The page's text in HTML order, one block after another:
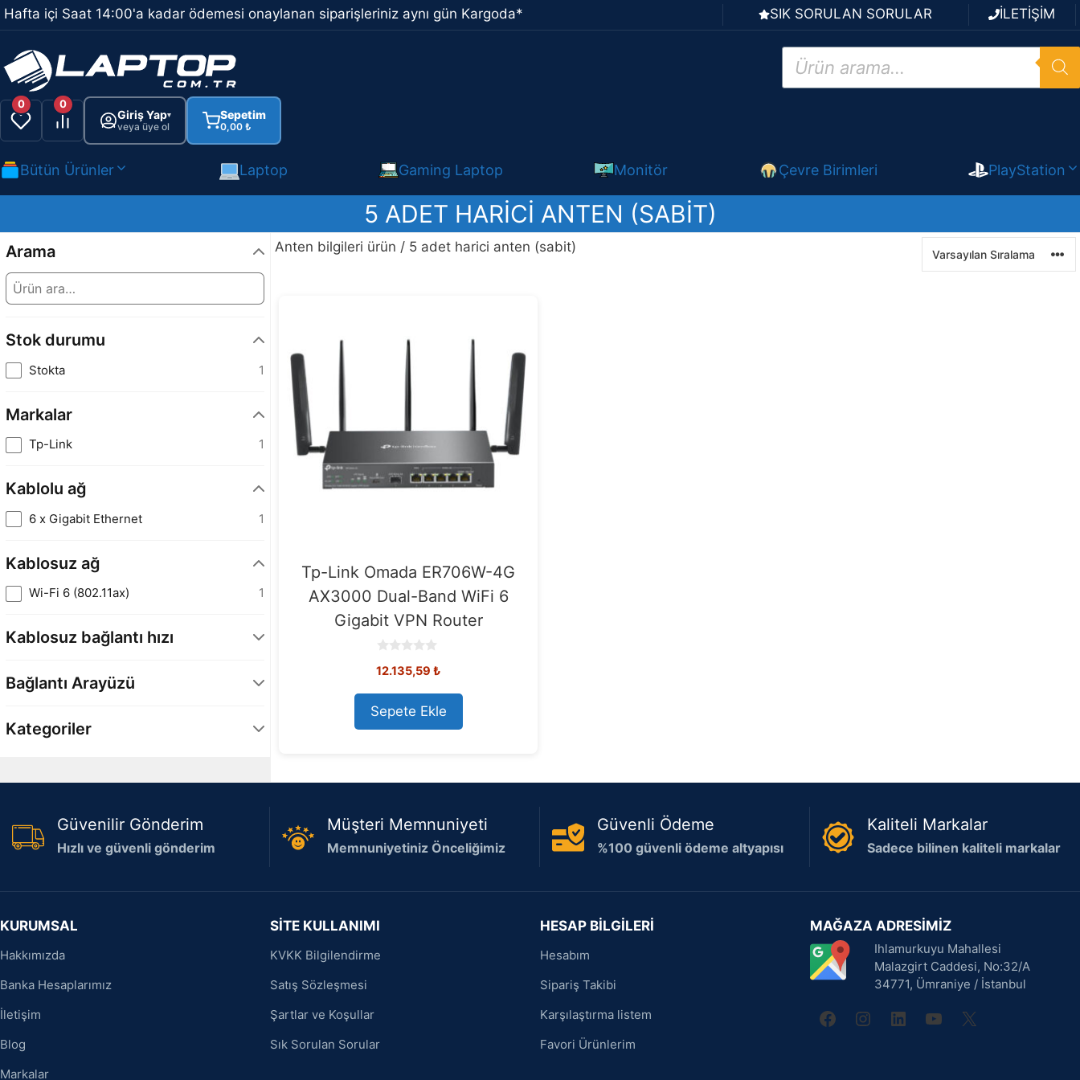
İçeriğe
atla
Hafta içi Saat 14:00'a kadar ödemesi onaylanan siparişleriniz aynı gün Kargoda* SIK SORULAN SORULAR İLETİŞİM
Products
search
0 0
Giriş Yap▾
veya üye ol
Sepetim
0,00 ₺
Bütün Ürünler Laptop Gaming Laptop Monitör Çevre Birimleri PlayStation
5 ADET HARICI ANTEN (SABIT)
Anten bilgileri ürün / 5 adet harici anten (sabit)
Tp-Link Omada ER706W-4G
AX3000 Dual-Band WiFi 6
Gigabit VPN Router
o
t
o
f
5
12.135,59₺
Sepete Ekle
Arama
Stok durumu
Stokta 1
Markalar
Tp-Link 1
Kablolu ağ
6 x Gigabit Ethernet 1
Kablosuz ağ
Wi-Fi 6 (802.11ax) 1
Kablosuz bağlantı hızı
Bağlantı Arayüzü
Kategoriler
Güvenilir Gönderim
Hızlı ve güvenli gönderim
Müşteri Memnuniyeti
Memnuniyetiniz Önceliğimiz
Güvenli Ödeme
%100 güvenli ödeme altyapısı
Kaliteli Markalar
Sadece bilinen kaliteli markalar
KURUMSAL
Hakkımızda
Banka Hesaplarımız
İletişim
Blog
Markalar
SİTE KULLANIMI
KVKK Bilgilendirme
Satış Sözleşmesi
Şartlar ve Koşullar
Sık Sorulan Sorular
HESAP BİLGİLERİ
Hesabım
Sipariş Takibi
Karşılaştırma listem
Favori Ürünlerim
MAĞAZA ADRESİMİZ
Ihlamurkuyu Mahallesi
Malazgirt Caddesi, No:32/A
34771, Ümraniye / İstanbul
facebook
instagram
linkedinyoutube
X